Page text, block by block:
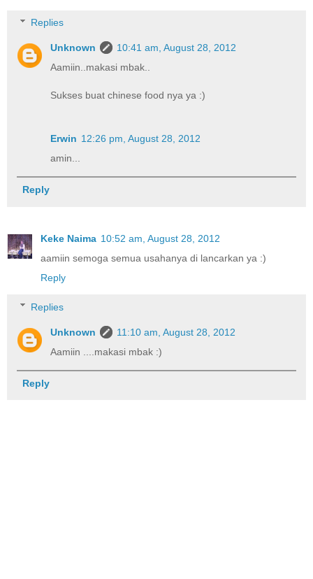
Replies
Unknown
10:41 am, August 28, 2012
Aamiin..makasi mbak..
Sukses buat chinese food nya ya :)
Erwin 12:26 pm, August 28, 2012
amin...
Reply
Keke Naima 10:52 am, August 28, 2012
aamiin semoga semua usahanya di lancarkan ya :)
Reply
Replies
Unknown
11:10 am, August 28, 2012
Aamiin ....makasi mbak :)
Reply